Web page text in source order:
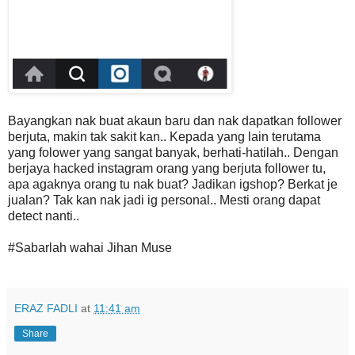
Bayangkan nak buat akaun baru dan nak dapatkan follower
berjuta, makin tak sakit kan.. Kepada yang lain terutama
yang folower yang sangat banyak, berhati-hatilah.. Dengan
berjaya hacked instagram orang yang berjuta follower tu,
apa agaknya orang tu nak buat? Jadikan igshop? Berkat je
jualan? Tak kan nak jadi ig personal.. Mesti orang dapat
detect nanti..
#Sabarlah wahai Jihan Muse
ERAZ FADLI at 11:41 am
Share